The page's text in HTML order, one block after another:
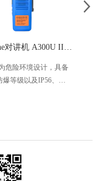
危险环境设计，具备
等级以及IP56、